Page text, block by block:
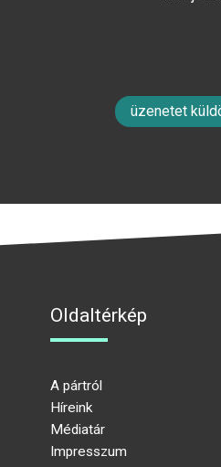
üzenetet
Oldaltérkép
A pártról
Híreink
Médiatár
Impresszum